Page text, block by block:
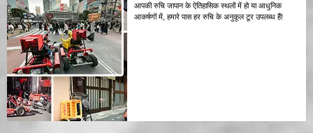
आपकी रुचि जापान के ऐतिहासिक स्थलों में हो या आधुनिक
आकर्षणों में, हमारे पास हर रुचि के अनुकूल टूर उपलब्ध हैं!